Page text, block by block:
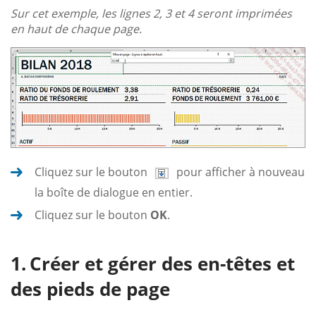
Sur cet exemple, les lignes 2, 3 et 4 seront imprimées
en haut de chaque page.
Cliquez sur le bouton
pour afficher à nouveau
la boîte de dialogue en entier.
Cliquez sur le bouton OK.
Créer et gérer des en-têtes et
des pieds de page